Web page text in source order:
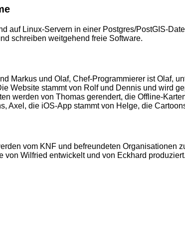
auf Linux-Servern in einer Postgres/PostGIS-
schreiben weitgehend freie Software.
Markus und Olaf, Chef-Programmierer ist Olaf,
Website stammt von Rolf und Dennis und wird
werden von Thomas gerendert, die Offline-
Axel, die iOS-App stammt von Helge, die
vom KNF und befreundeten Organisationen
von Wilfried entwickelt und von Eckhard produziert.